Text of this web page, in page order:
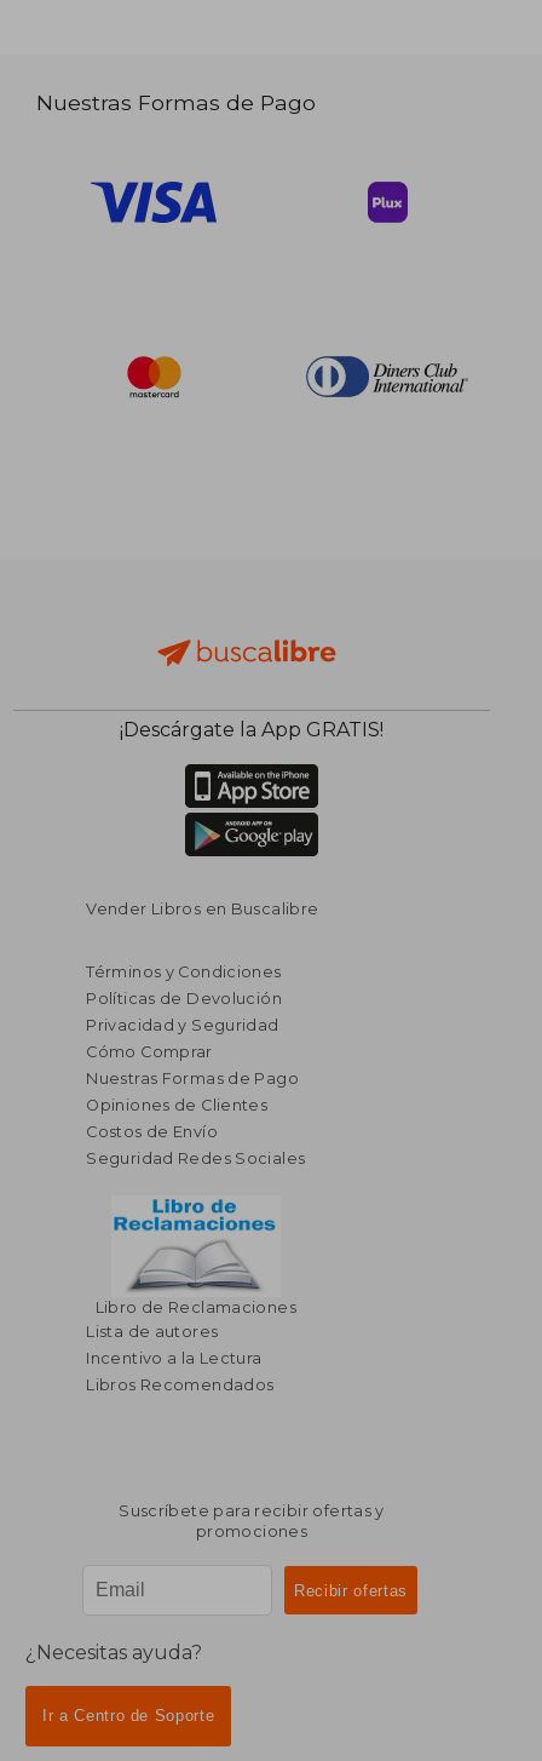
Nuestras Formas de Pago
¡Descárgate la App GRATIS!
Vender Libros en Buscalibre
Términos y Condiciones
Políticas de Devolución
Privacidad y Seguridad
Cómo Comprar
Nuestras Formas de Pago
Opiniones de Clientes
Costos de Envío
Seguridad Redes Sociales
Libro de Reclamaciones
Lista de autores
Incentivo a la Lectura
Libros Recomendados
Suscríbete para recibir ofertas y
promociones
¿Necesitas ayuda?
Ir a Centro de Soporte